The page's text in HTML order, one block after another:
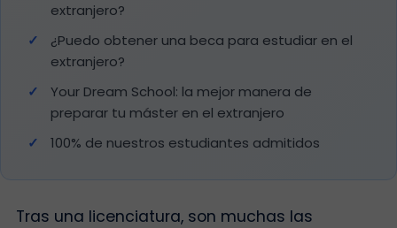
extranjero?
¿Puedo obtener una beca para estudiar en el
extranjero?
Your Dream School: la mejor manera de
preparar tu máster en el extranjero
100% de nuestros estudiantes admitidos
Tras una licenciatura, son muchas las